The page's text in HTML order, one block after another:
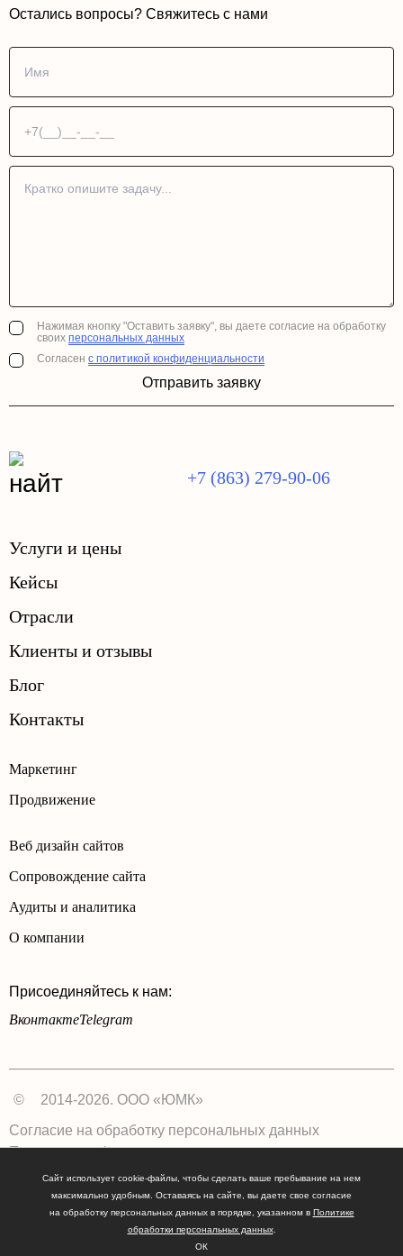
Остались вопросы? Свяжитесь с нами
Нажимая кнопку "Оставить заявку", вы даете согласие на обработку
своих персональных данных
Согласен с политикой конфиденциальности
Отправить заявку
+7 (863) 279-90-06
Маркетинг
Продвижение
Веб дизайн сайтов
Сопровождение сайта
Аудиты и аналитика
О компании
Присоединяйтесь к нам:
ВконтактеTelegram
Услуги и цены
Кейсы
Отрасли
Клиенты и отзывы
Блог
Контакты
©
2014-2026. ООО «ЮМК»
Согласие на обработку персональных данных
Политика конфиденциальности
Сайт использует cookie-файлы, чтобы сделать ваше пребывание на нем
максимально удобным. Оставаясь на сайте, вы даете свое согласие
на обработку персональных данных в порядке, указанном в Политике
обработки персональных данных.
ОК